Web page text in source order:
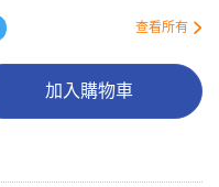
查看所有
加入購物車